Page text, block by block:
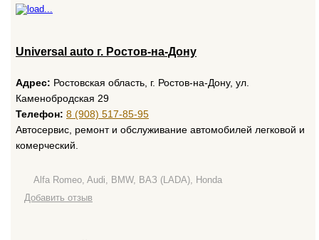
Universal auto г. Ростов-на-Дону
Адрес: Ростовская область, г. Ростов-на-Дону, ул.
Каменобродская 29
Телефон: 8 (908) 517-85-95
Автосервис, ремонт и обслуживание автомобилей легковой и
комерческий.
Alfa Romeo, Audi, BMW, ВАЗ (LADA), Honda
Добавить отзыв